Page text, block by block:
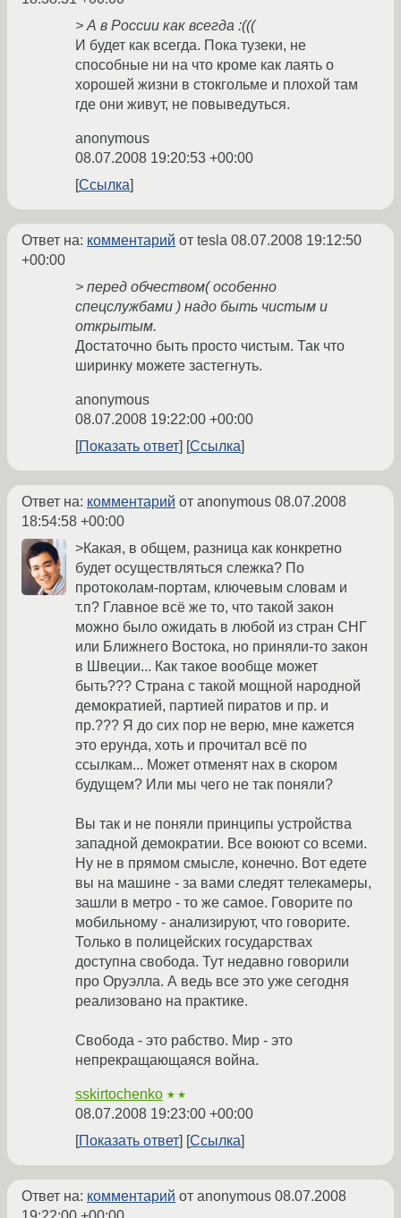
> А в России как всегда :(((
И будет как всегда. Пока тузеки, не
способные ни на что кроме как лаять о
хорошей жизни в стокгольме и плохой там
где они живут, не повыведуться.
anonymous
08.07.2008 19:20:53 +00:00
Ссылка
Ответ на: комментарий от tesla 08.07.2008 19:12:50
+00:00
> перед обчеством( особенно
спецслужбами ) надо быть чистым и
открытым.
Достаточно быть просто чистым. Так что
ширинку можете застегнуть.
anonymous
08.07.2008 19:22:00 +00:00
Показать ответ
Ссылка
Ответ на: комментарий от anonymous 08.07.2008
18:54:58 +00:00
>Какая, в общем, разница как конкретно
будет осуществляться слежка? По
протоколам-портам, ключевым словам и
т.п? Главное всё же то, что такой закон
можно было ожидать в любой из стран СНГ
или Ближнего Востока, но приняли-то закон
в Швеции... Как такое вообще может
быть??? Страна с такой мощной народной
демократией, партией пиратов и пр. и
пр.??? Я до сих пор не верю, мне кажется
это ерунда, хоть и прочитал всё по
ссылкам... Может отменят нах в скором
будущем? Или мы чего не так поняли?
Вы так и не поняли принципы устройства
западной демократии. Все воюют со всеми.
Ну не в прямом смысле, конечно. Вот едете
вы на машине - за вами следят телекамеры,
зашли в метро - то же самое. Говорите по
мобильному - анализируют, что говорите.
Только в полицейских государствах
доступна свобода. Тут недавно говорили
про Оруэлла. А ведь все это уже сегодня
реализовано на практике.
Свобода - это рабство. Мир - это
непрекращающаяся война.
sskirtochenko ★★
08.07.2008 19:23:00 +00:00
Показать ответ
Ссылка
Ответ на: комментарий от anonymous 08.07.2008